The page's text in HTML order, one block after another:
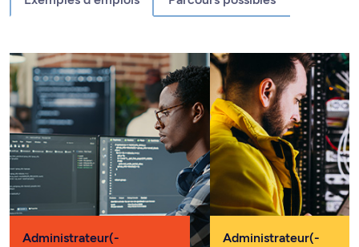
Administrateur(-
Administrateur(-